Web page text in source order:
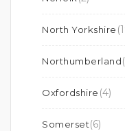
North Yorkshire
Northumberland
Oxfordshire (4)
Somerset(6)